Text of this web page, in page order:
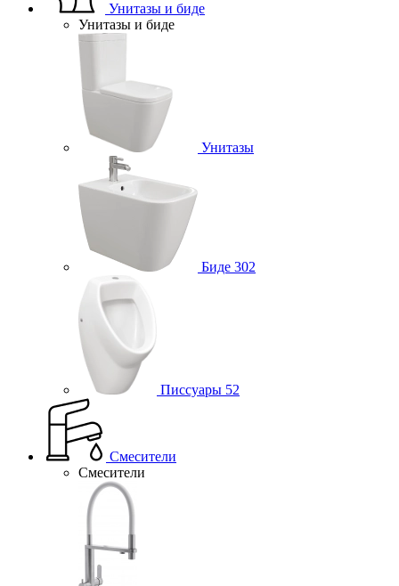
Унитазы и биде
Унитазы и биде
Унитазы
Биде 302
Писсуары 52
Смесители
Смесители